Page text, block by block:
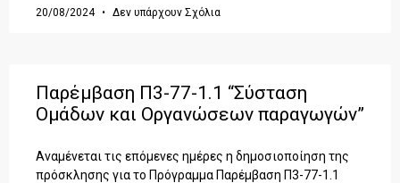
20/08/2024 Δεν υπάρχουν Σχόλια
Παρέμβαση Π3-77-1.1 “Σύσταση
Ομάδων και Οργανώσεων παραγωγών”
Αναμένεται τις επόμενες ημέρες η δημοσιοποίηση της
πρόσκλησης για το Πρόγραμμα Παρέμβαση Π3-77-1.1